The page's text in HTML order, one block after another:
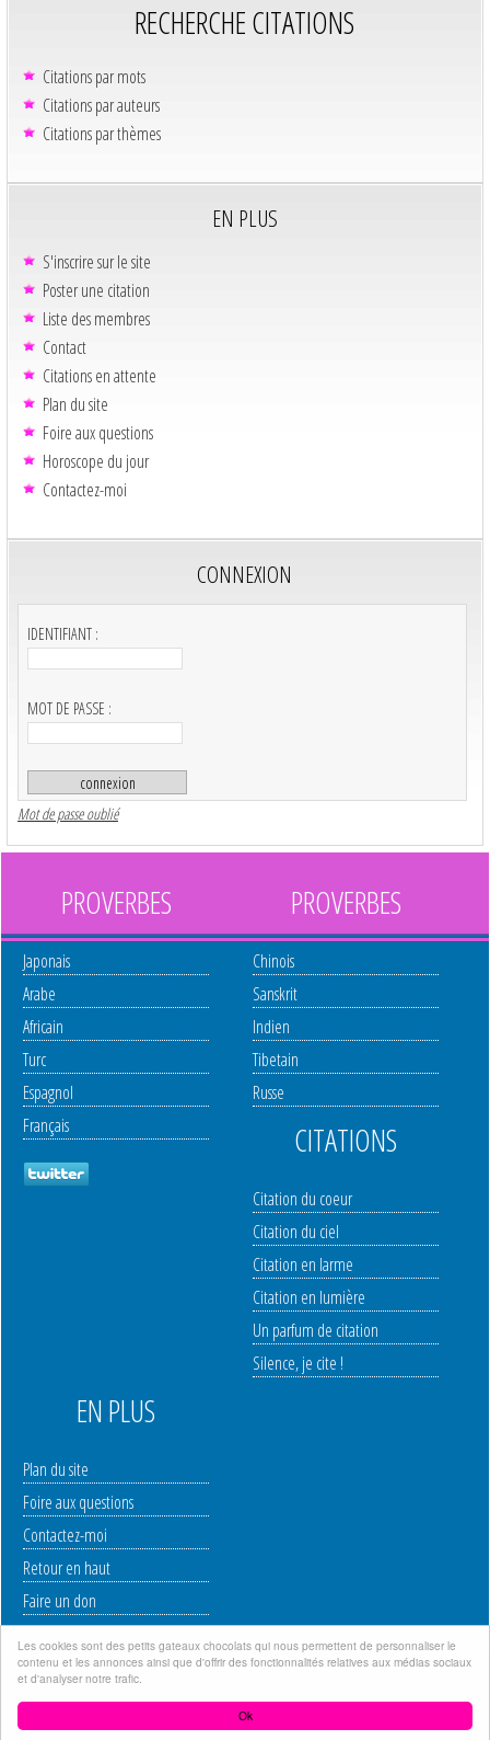
Ok
Les cookies sont des petits gateaux chocolats qui nous permettent de personnaliser le
contenu et les annonces ainsi que d'offrir des fonctionnalités relatives aux médias sociaux
et d'analyser notre trafic.
RECHERCHE CITATIONS
Citations par mots
Citations par auteurs
Citations par thèmes
EN PLUS
S'inscrire sur le site
Poster une citation
Liste des membres
Contact
Citations en attente
Plan du site
Foire aux questions
Horoscope du jour
Contactez-moi
CONNEXION
IDENTIFIANT :
MOT DE PASSE :
Mot de passe oublié
PROVERBES
Japonais
Arabe
Africain
Turc
Espagnol
Français
PROVERBES
Chinois
Sanskrit
Indien
Tibetain
Russe
CITATIONS
Citation du coeur
Citation du ciel
Citation en larme
Citation en lumière
Un parfum de citation
Silence, je cite !
EN PLUS
Plan du site
Foire aux questions
Contactez-moi
Retour en haut
Faire un don
Mentions légales|Politique de protection des données à caractère personnel
Copyright © 2006-2023 WWW.INTOXITATION.COM | Site créé par Stone